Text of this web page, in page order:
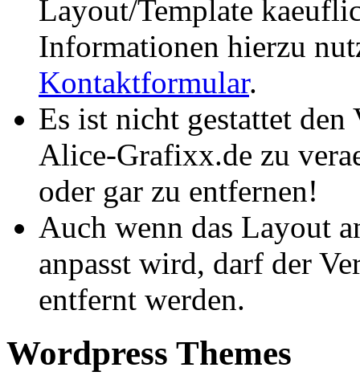
Layout/Template
Informationen hierzu
Kontaktformular.
Es ist nicht gestattet
Alice-Grafixx.de zu
oder gar zu entfernen!
Auch wenn das Layout
anpasst wird, darf der
entfernt werden.
Wordpress Themes